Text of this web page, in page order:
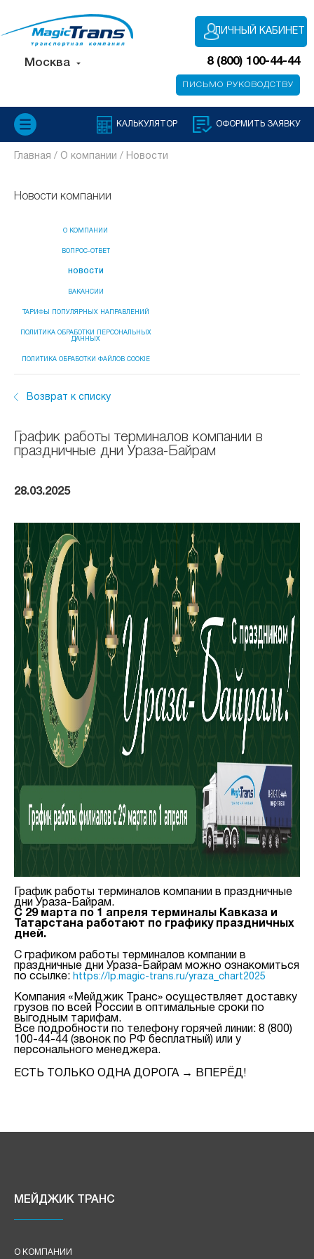
Москва 8 (800) 100-44-44
ЛИЧНЫЙ КАБИНЕТ
ПИСЬМО РУКОВОДСТВУ
КАЛЬКУЛЯТОР ОФОРМИТЬ ЗАЯВКУ
Главная / О компании / Новости
Новости компании
О КОМПАНИИ
ВОПРОС-ОТВЕТ
НОВОСТИ
ВАКАНСИИ
ТАРИФЫ ПОПУЛЯРНЫХ НАПРАВЛЕНИЙ
ПОЛИТИКА ОБРАБОТКИ ПЕРСОНАЛЬНЫХ
ДАННЫХ
ПОЛИТИКА ОБРАБОТКИ ФАЙЛОВ COOKIE
Возврат к списку
График работы терминалов компании в
праздничные дни Ураза-Байрам
28.03.2025
График работы терминалов компании в праздничные
дни Ураза-Байрам.
C 29 марта по 1 апреля терминалы Кавказа и
Татарстана работают по графику праздничных
дней.
С графиком работы терминалов компании в
праздничные дни Ураза-Байрам можно ознакомиться
по ссылке: https://lp.magic-trans.ru/yraza_chart2025
Компания «Мейджик Транс» осуществляет доставку
грузов по всей России в оптимальные сроки по
выгодным тарифам.
Все подробности по телефону горячей линии: 8 (800)
100-44-44 (звонок по РФ бесплатный) или у
персонального менеджера.
ЕСТЬ ТОЛЬКО ОДНА ДОРОГА → ВПЕРЁД!
МЕЙДЖИК ТРАНС
О КОМПАНИИ